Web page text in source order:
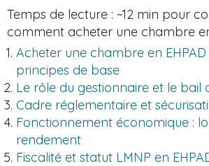
Temps de lecture : ~12 min pour
comment acheter une chambre
Acheter une chambre en
principes de base
Le rôle du gestionnaire et le bail
Cadre réglementaire et
Fonctionnement économique :
rendement
Fiscalité et statut LMNP en